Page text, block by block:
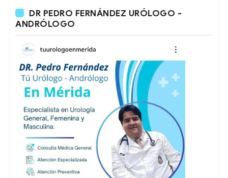
DR PEDRO FERNÁNDEZ URÓLOGO -
ANDRÓLOGO